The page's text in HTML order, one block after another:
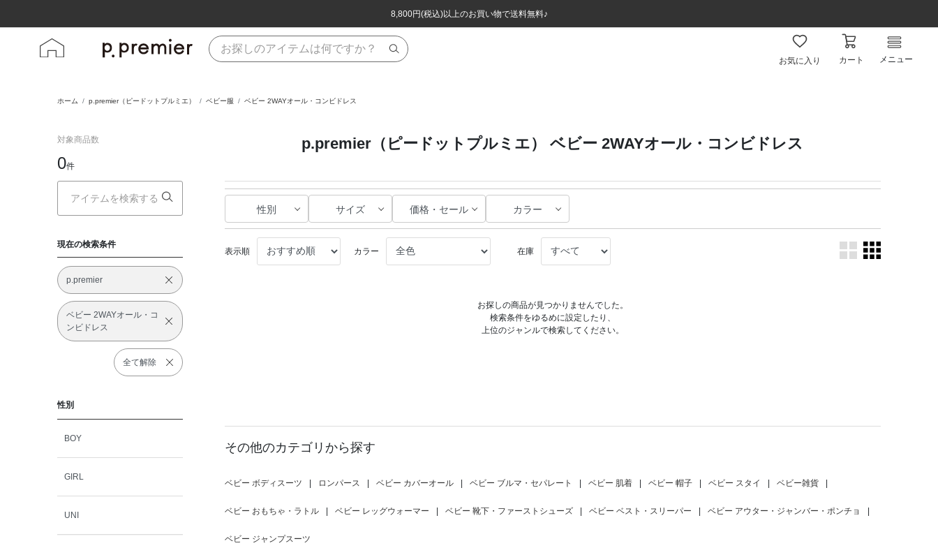
8,800円(税込)以上のお買い物で送料無料♪
ほぼ全品半額！！8/12(水)お昼12:59まで！！
8,800円(税込)以上のお買い物で送料無料♪
ほぼ全品半額！！8/12(水)お昼12:59まで！！
お気に入り カート メニュー
ホーム p.premier（ピードットプルミエ） ベビー服 ベビー 2WAYオール・コンビドレス
対象商品数
0件
現在の検索条件
p.premier
ベビー 2WAYオール・コ
ンビドレス
全て解除
性別
BOY
GIRL
UNI
p.premier（ピードットプルミエ） ベビー 2WAYオール・コンビドレス
性別 サイズ 価格・セール カラー
表示順 カラー 在庫
お探しの商品が見つかりませんでした。
検索条件をゆるめに設定したり、
上位のジャンルで検索してください。
その他のカテゴリから探す
ベビー ボディスーツ ロンパース ベビー カバーオール ベビー ブルマ・セパレート ベビー 肌着 ベビー 帽子 ベビー スタイ ベビー雑貨
ベビー おもちゃ・ラトル ベビー レッグウォーマー ベビー 靴下・ファーストシューズ ベビー ベスト・スリーパー ベビー アウター・ジャンバー・ポンチョ
ベビー ジャンプスーツ